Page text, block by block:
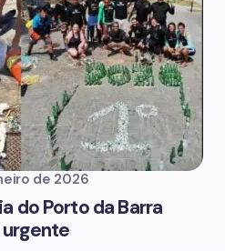
de 2026
do Porto da Barra